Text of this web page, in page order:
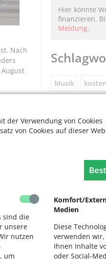
der Verwendung von Cookies
von Cookies auf dieser
sind die
unsere
nutzen
um
Komfort/
Medien
Diese
verwenden wir,
Ihnen Inhalte
oder Social-
Nach
in
von
in
ist
Hier könnte
finanzieren.
Meldung.
Musik
Museum
Wandern
Vorsorge
Feste Tanz